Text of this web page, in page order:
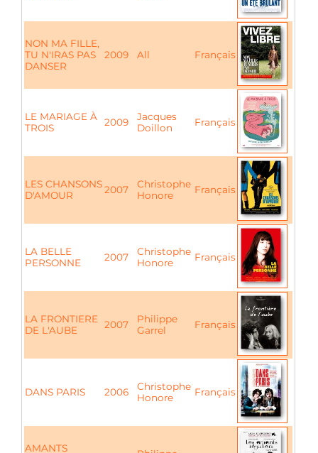
NON MA FILLE,
TU N'IRAS PAS
DANSER
2009 All Français
LE MARIAGE À
TROIS
2009
Jacques
Doillon
Français
LES CHANSONS
D'AMOUR
2007
Christophe
Honore
Français
LA BELLE
PERSONNE
2007
Christophe
Honore
Français
LA FRONTIERE
DE L'AUBE
2007
Philippe
Garrel
Français
DANS PARIS 2006
Christophe
Honore
Français
AMANTS